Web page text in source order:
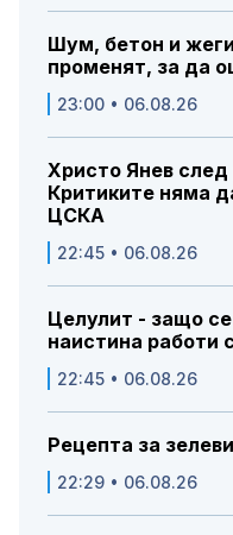
Шум, бетон и
променят, за да
23:00 • 06.08.26
Христо Янев
Критиките няма
ЦСКА
22:45 • 06.08.26
Целулит - защо
наистина работи
22:45 • 06.08.26
Рецепта за
22:29 • 06.08.26